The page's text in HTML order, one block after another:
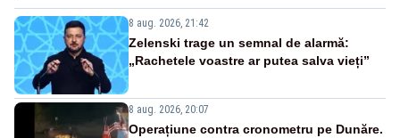
8 aug. 2026, 21:42
Zelenski trage un semnal de alarmă:
„Rachetele voastre ar putea salva vieți”
8 aug. 2026, 20:07
Operațiune contra cronometru pe Dunăre.